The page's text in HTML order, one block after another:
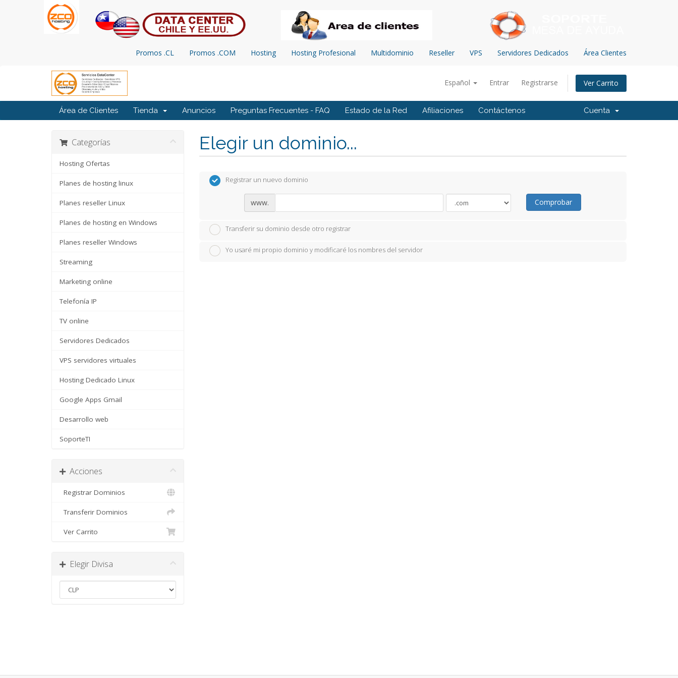
Promos .CL Promos .COM Hosting Hosting Profesional Multidominio Reseller VPS Servidores Dedicados Área Clientes
Español Entrar Registrarse Ver Carrito
Área de Clientes Tienda Anuncios Preguntas Frecuentes - FAQ Estado de la Red Afiliaciones Contáctenos Cuenta
Elegir un dominio...
Categorías
Hosting Ofertas
Planes de hosting linux
Planes reseller Linux
Planes de hosting en Windows
Planes reseller Windows
Streaming
Marketing online
Telefonía IP
TV online
Servidores Dedicados
VPS servidores virtuales
Hosting Dedicado Linux
Google Apps Gmail
Desarrollo web
SoporteTI
Acciones
Registrar Dominios
Transferir Dominios
Ver Carrito
Elegir Divisa
Registrar un nuevo dominio
www. Comprobar
Transferir su dominio desde otro registrar
Yo usaré mi propio dominio y modificaré los nombres del servidor